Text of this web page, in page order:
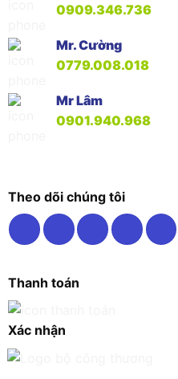
0909.346.736
Mr. Cường
0779.008.018
Mr Lâm
0901.940.968
Theo dõi chúng tôi
Thanh toán
Xác nhận